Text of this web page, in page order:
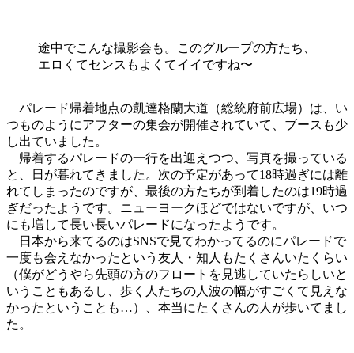
途中でこんな撮影会も。このグループの方たち、
エロくてセンスもよくてイイですね〜
パレード帰着地点の凱達格蘭大道（総統府前広場）は、い
つものようにアフターの集会が開催されていて、ブースも少
し出ていました。
帰着するパレードの一行を出迎えつつ、写真を撮っている
と、日が暮れてきました。次の予定があって18時過ぎには離
れてしまったのですが、最後の方たちが到着したのは19時過
ぎだったようです。ニューヨークほどではないですが、いつ
にも増して長い長いパレードになったようです。
日本から来てるのはSNSで見てわかってるのにパレードで
一度も会えなかったという友人・知人もたくさんいたくらい
（僕がどうやら先頭の方のフロートを見逃していたらしいと
いうこともあるし、歩く人たちの人波の幅がすごくて見えな
かったということも…）、本当にたくさんの人が歩いてまし
た。